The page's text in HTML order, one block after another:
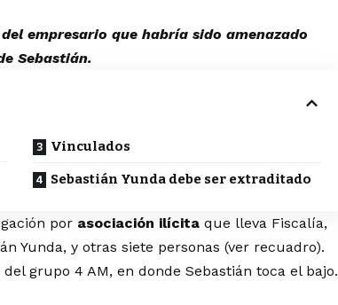
empresario que habría sido amenazado
Sebastián.
Vinculados
Sebastián Yunda debe ser extraditado
por asociación ilícita que lleva Fiscalía,
Yunda, y otras siete personas (ver recuadro).
grupo 4 AM, en donde Sebastián toca el bajo.